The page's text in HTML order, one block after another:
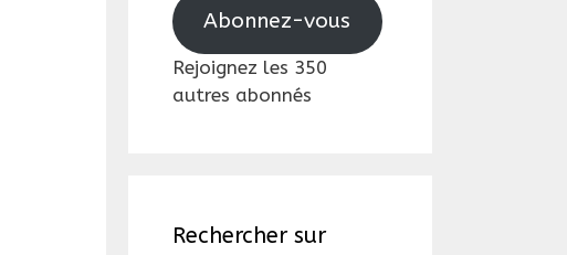
Abonnez-vous
Rejoignez les 350
autres abonnés
Rechercher sur